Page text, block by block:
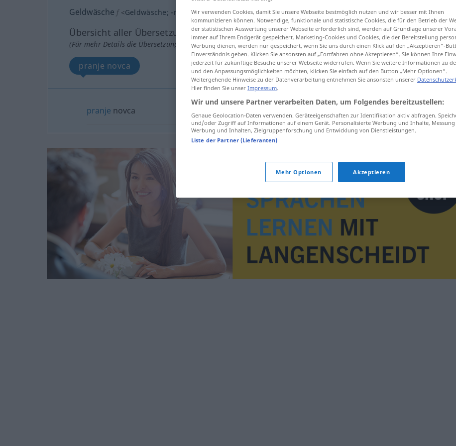
Geldwäsche f <Geldwäsche; -n FIG
Übersicht aller Übersetzungen
(Für mehr Details die Übersetzung anklicken/antippen)
pranje novca
pranje novca
Wir verwenden Cookies, damit Sie unsere Webseite bestmöglich nutzen und wir besser mit Ihnen
kommunizieren können. Notwendige, funktionale und statistische Cookies, die für den Betrieb der
der statistischen Auswertung unserer Webseite erforderlich sind, werden auf Grundlage unserer
immer auf Ihrem Endgerät gespeichert. Marketing-Cookies und Cookies, die der Bereitstellung
Werbung dienen, werden nur gespeichert, wenn Sie uns durch einen Klick auf den „Akzeptieren“-
Einverständnis geben. Klicken Sie ansonsten auf „Fortfahren ohne Akzeptieren“. Sie können Ihre
jederzeit für zukünftige Besuche unserer Webseite widerrufen. Wenn Sie weitere Informationen zu
und den Anpassungsmöglichkeiten möchten, klicken Sie einfach auf den Button „Mehr Optionen“.
Weitergehende Hinweise zu der Datenverarbeitung entnehmen Sie ansonsten unserer
Hier finden Sie unser Impressum.
Wir und unsere Partner verarbeiten Daten, um Folgendes bereitzustellen:
Genaue Geolocation-Daten verwenden. Geräteeigenschaften zur Identifikation aktiv abfragen.
und/oder Zugriff auf Informationen auf einem Gerät. Personalisierte Werbung und Inhalte, Messung
Werbung und Inhalten, Zielgruppenforschung und Entwicklung von Dienstleistungen.
Liste der Partner (Lieferanten)
Mehr Optionen Akzeptieren